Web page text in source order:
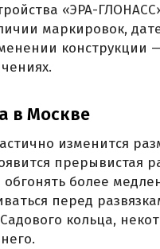
«ЭРА-
маркировок,
конструкции
в Москве
изменится
прерывистая
обгонять более
перед
кольца,